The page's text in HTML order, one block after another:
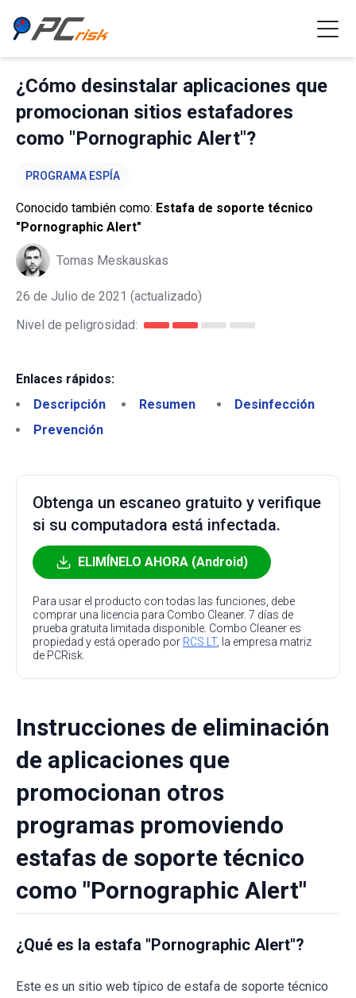
¿Cómo desinstalar aplicaciones que
promocionan sitios estafadores
como "Pornographic Alert"?
PROGRAMA ESPÍA
Conocido también como: Estafa de soporte técnico
"Pornographic Alert"
Tomas Meskauskas
26 de Julio de 2021 (actualizado)
Nivel de peligrosidad:
Enlaces rápidos:
Descripción
Resumen
Desinfección
Prevención
Obtenga un escaneo gratuito y verifique
si su computadora está infectada.
ELIMÍNELO AHORA (Android)
Para usar el producto con todas las funciones, debe
comprar una licencia para Combo Cleaner. 7 días de
prueba gratuita limitada disponible. Combo Cleaner es
propiedad y está operado por RCS LT, la empresa matriz
de PCRisk.
Instrucciones de eliminación
de aplicaciones que
promocionan otros
programas promoviendo
estafas de soporte técnico
como "Pornographic Alert"
¿Qué es la estafa "Pornographic Alert"?
Este es un sitio web típico de estafa de soporte técnico